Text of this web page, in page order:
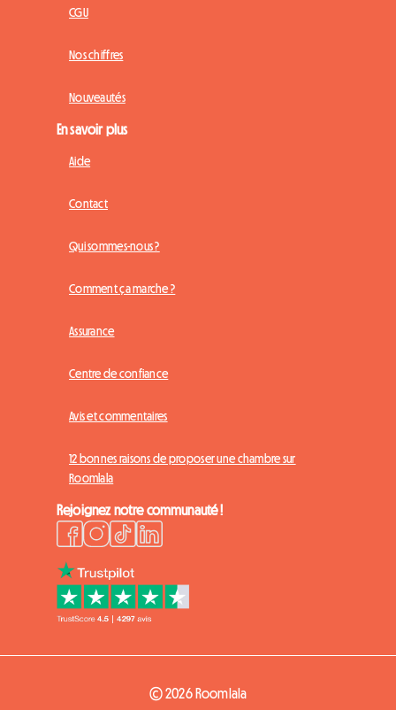
CGU
Nos chiffres
Nouveautés
En savoir plus
Aide
Contact
Qui sommes-nous ?
Comment ça marche ?
Assurance
Centre de confiance
Avis et commentaires
12 bonnes raisons de proposer une chambre sur
Roomlala
Rejoignez notre communauté !
© 2026 Roomlala